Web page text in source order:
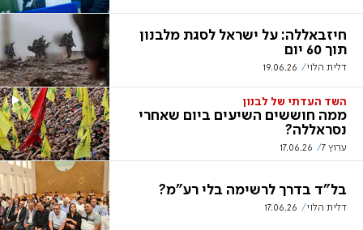
חיזבאללה: על ישראל לסגת מלבנון
תוך 60 יום
דלית הלוי 19.06.26
השד העדתי של לבנון
ממה חוששים השיעים ביום שאחרי
נסראללה?
ערוץ 7 17.06.26
בל"ד בדרך לרשימה בלי רע"מ?
דלית הלוי 17.06.26